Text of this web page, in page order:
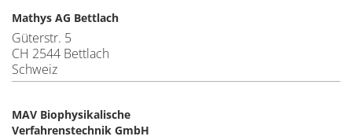
Mathys AG Bettlach
Güterstr. 5
CH 2544 Bettlach
Schweiz
MAV Biophysikalische
Verfahrenstechnik GmbH